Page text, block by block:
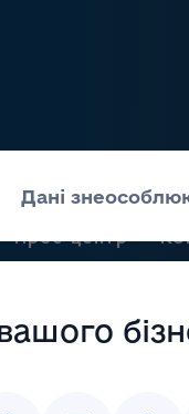
Прес-центр
Ринковий